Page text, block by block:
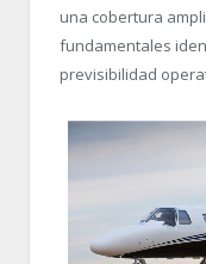
una cobertura
fundamentales
previsibilidad